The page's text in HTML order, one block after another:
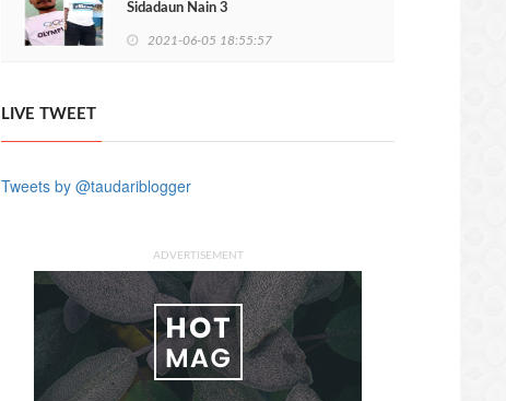
Sidadaun Nain 3
2021-06-05 18:55:57
LIVE TWEET
Tweets by @taudariblogger
ADVERTISEMENT